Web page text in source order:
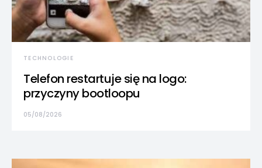
TECHNOLOGIE
Telefon restartuje się na logo:
przyczyny bootloopu
05/08/2026